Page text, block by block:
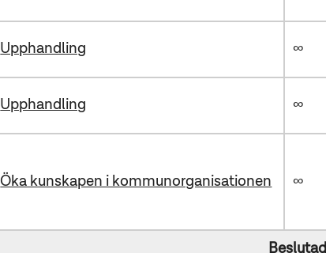
Upphandling ∞
Upphandling ∞
Öka kunskapen i kommunorganisationen ∞
Beslutad